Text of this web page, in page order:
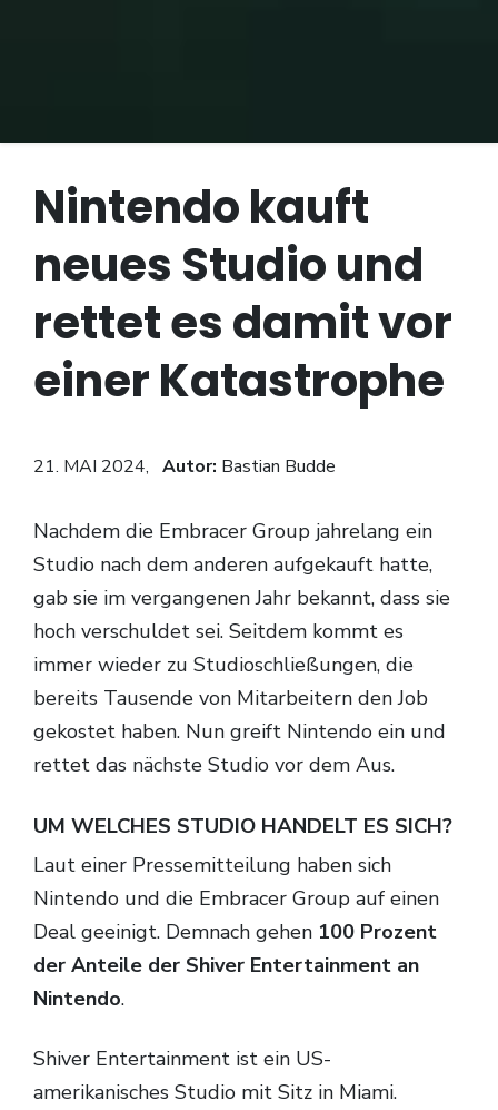
Nintendo kauft
neues Studio und
rettet es damit vor
einer Katastrophe
21. MAI 2024, Autor: Bastian Budde
Nachdem die Embracer Group jahrelang ein
Studio nach dem anderen aufgekauft hatte,
gab sie im vergangenen Jahr bekannt, dass sie
hoch verschuldet sei. Seitdem kommt es
immer wieder zu Studioschließungen, die
bereits Tausende von Mitarbeitern den Job
gekostet haben. Nun greift Nintendo ein und
rettet das nächste Studio vor dem Aus.
UM WELCHES STUDIO HANDELT ES SICH?
Laut einer Pressemitteilung haben sich
Nintendo und die Embracer Group auf einen
Deal geeinigt. Demnach gehen 100 Prozent
der Anteile der Shiver Entertainment an
Nintendo.
Shiver Entertainment ist ein US-
amerikanisches Studio mit Sitz in Miami.